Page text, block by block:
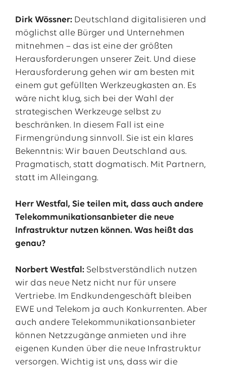
Dirk Wössner:Deutschland digitalisieren und
möglichst alle Bürger und Unternehmen
mitnehmen – das ist eine der größten
Herausforderungen unserer Zeit. Und diese
Herausforderung gehen wir am besten mit
einem gut gefüllten Werkzeugkasten an. Es
wäre nicht klug, sich bei der Wahl der
strategischen Werkzeuge selbst zu
beschränken. In diesem Fall ist eine
Firmengründung sinnvoll. Sie ist ein klares
Bekenntnis: Wir bauen Deutschland aus.
Pragmatisch, statt dogmatisch. Mit Partnern,
statt im Alleingang.
Herr Westfal, Sie teilen mit, dass auch andere
Telekommunikationsanbieter die neue
Infrastruktur nutzen können. Was heißt das
genau?
Norbert Westfal:Selbstverständlich nutzen
wir das neue Netz nicht nur für unsere
Vertriebe. Im Endkundengeschäft bleiben
EWE und Telekom ja auch Konkurrenten. Aber
auch andere Telekommunikationsanbieter
können Netzzugänge anmieten und ihre
eigenen Kunden über die neue Infrastruktur
versorgen. Wichtig ist uns, dass wir die